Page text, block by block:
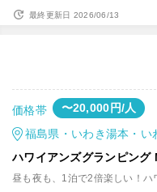
最終更新日 2026/06/13
価格帯 〜20,000円/人
福島県・いわき湯本・
ハワイアンズグランピン
昼も夜も、1泊で2倍楽しい！ハ